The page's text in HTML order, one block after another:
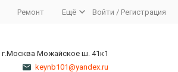
Ремонт Ещё Войти / Регистрация
г.Москва Можайское ш. 41к1
keynb101@yandex.ru